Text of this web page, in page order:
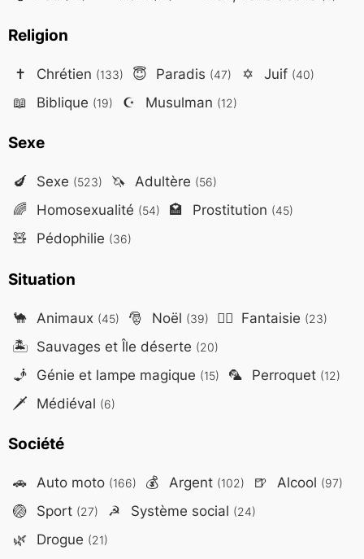
Religion
✝️ Chrétien (133) 😇 Paradis (47) ✡️ Juif (40)
📖 Biblique (19) ☪️ Musulman (12)
Sexe
🍆 Sexe (523) 🦄 Adultère (56)
🌈 Homosexualité (54) 🏩 Prostitution (45)
🧸 Pédophilie (36)
Situation
🐪 Animaux (45) 🎅 Noël (39) 🧙‍♂️ Fantaisie (23)
🏝️ Sauvages et Île déserte (20)
🧞 Génie et lampe magique (15) 🦜 Perroquet (12)
🗡️ Médiéval (6)
Société
🚗 Auto moto (166) 💰 Argent (102) 🍺 Alcool (97)
🏐 Sport (27) ☭ Système social (24)
🌿 Drogue (21)